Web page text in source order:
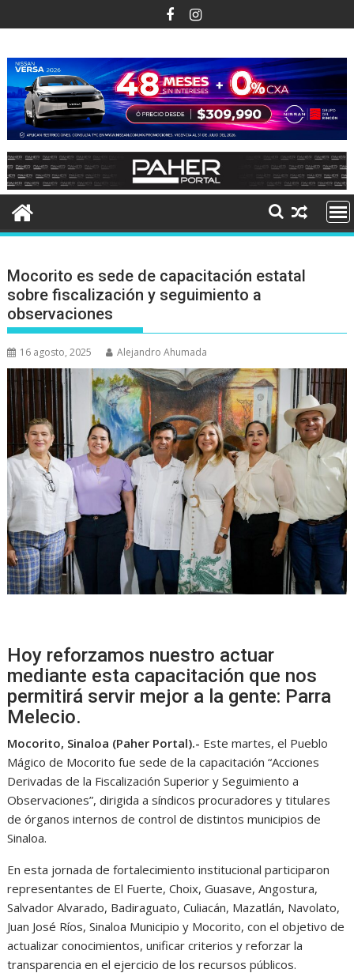
al
Mocorito es sede de capacitación estatal
sobre fiscalización y seguimiento a
observaciones
16 agosto, 2025 Alejandro Ahumada
Hoy reforzamos nuestro actuar
mediante esta capacitación que nos
permitirá servir mejor a la gente: Parra
Melecio.
Mocorito, Sinaloa (Paher Portal).- Este martes, el Pueblo
Mágico de Mocorito fue sede de la capacitación “Acciones
Derivadas de la Fiscalización Superior y Seguimiento a
Observaciones”, dirigida a síndicos procuradores y titulares
de órganos internos de control de distintos municipios de
Sinaloa.
En esta jornada de fortalecimiento institucional participaron
representantes de El Fuerte, Choix, Guasave, Angostura,
Salvador Alvarado, Badiraguato, Culiacán, Mazatlán, Navolato,
Juan José Ríos, Sinaloa Municipio y Mocorito, con el objetivo de
actualizar conocimientos, unificar criterios y reforzar la
transparencia en el ejercicio de los recursos públicos.